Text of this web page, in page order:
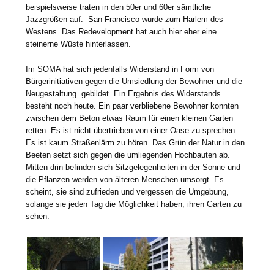
beispielsweise traten in den 50er und 60er sämtliche
Jazzgrößen auf. San Francisco wurde zum Harlem des
Westens. Das Redevelopment hat auch hier eher eine
steinerne Wüste hinterlassen.
Im SOMA hat sich jedenfalls Widerstand in Form von
Bürgerinitiativen gegen die Umsiedlung der Bewohner und die
Neugestaltung gebildet. Ein Ergebnis des Widerstands
besteht noch heute. Ein paar verbliebene Bewohner konnten
zwischen dem Beton etwas Raum für einen kleinen Garten
retten. Es ist nicht übertrieben von einer Oase zu sprechen:
Es ist kaum Straßenlärm zu hören. Das Grün der Natur in den
Beeten setzt sich gegen die umliegenden Hochbauten ab.
Mitten drin befinden sich Sitzgelegenheiten in der Sonne und
die Pflanzen werden von älteren Menschen umsorgt. Es
scheint, sie sind zufrieden und vergessen die Umgebung,
solange sie jeden Tag die Möglichkeit haben, ihren Garten zu
sehen.